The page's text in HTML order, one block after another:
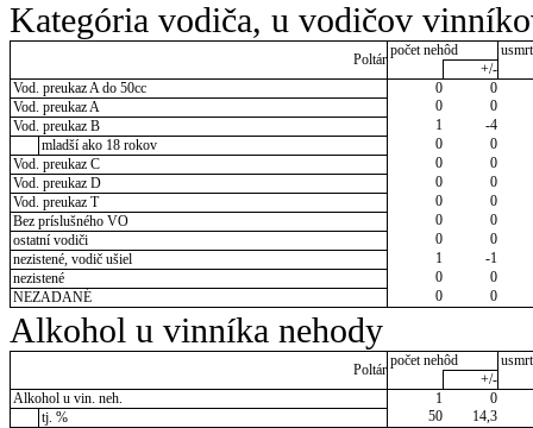
Kategória vodiča, u vodičov
Poltár
počet nehôd
+/-
Vod. preukaz A do 50cc
0
0
Vod. preukaz A
0
0
Vod. preukaz B
1
-4
mladší ako 18 rokov
0
0
Vod. preukaz C
0
0
Vod. preukaz D
0
0
Vod. preukaz T
0
0
Bez príslušného VO
0
0
ostatní vodiči
0
0
nezistené, vodič ušiel
1
-1
nezistené
0
0
NEZADANÉ
0 0
Alkohol u vinníka nehody
Poltár
počet nehôd
+/-
Alkohol u vin. neh.
1
0
tj. %
50 14,3